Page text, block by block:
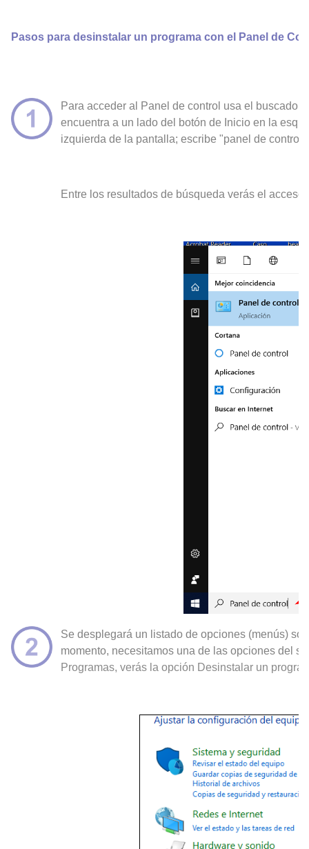
Pasos para desinstalar un programa con el Panel de
Para acceder al Panel de control usa el buscador
encuentra a un lado del botón de Inicio en la
izquierda de la pantalla; escribe "panel de
Entre los resultados de búsqueda verás el
Se desplegará un listado de opciones (menús)
momento, necesitamos una de las opciones del
Programas, verás la opción Desinstalar un